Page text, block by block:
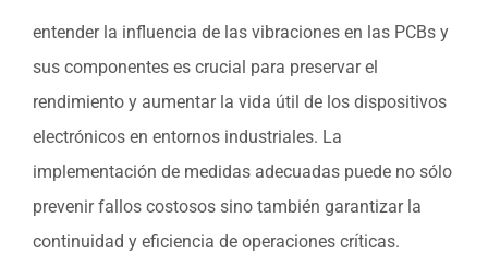
entender la influencia de las vibraciones en las PCBs y
sus componentes es crucial para preservar el
rendimiento y aumentar la vida útil de los dispositivos
electrónicos en entornos industriales. La
implementación de medidas adecuadas puede no sólo
prevenir fallos costosos sino también garantizar la
continuidad y eficiencia de operaciones críticas.